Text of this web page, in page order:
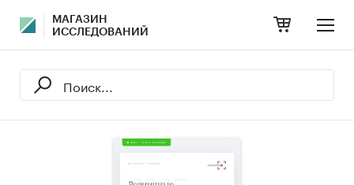
МАГАЗИН
ИССЛЕДОВАНИЙ